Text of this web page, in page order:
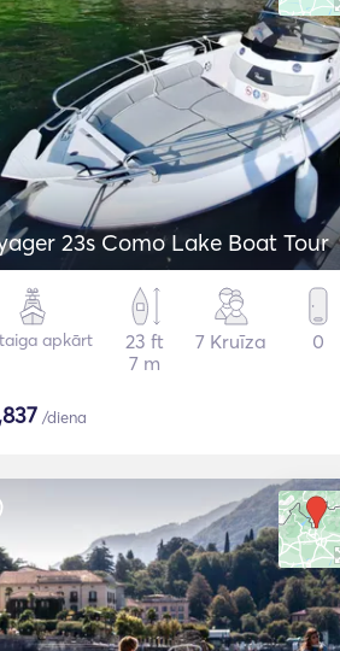
23s Como Lake Boat Tour
apkārt
23 ft
7 m
7 Kruīza 0
/diena